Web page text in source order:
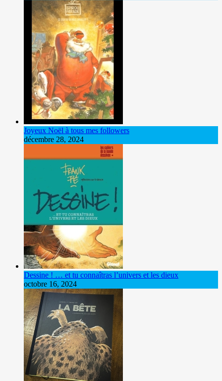
Joyeux Noël à tous mes followers
décembre 28, 2024
Dessine ! … et tu connaîtras l’univers et les dieux
octobre 16, 2024